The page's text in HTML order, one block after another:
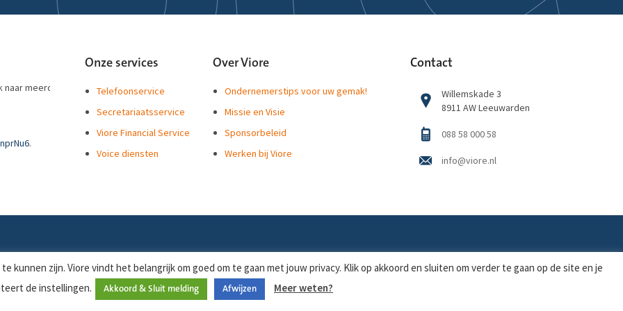
meerdere
.
zelf
@puntfrl
ongestoord
Onze services
Telefoonservice
Secretariaatsservice
Viore Financial Service
Voice diensten
Over Viore
Ondernemerstips voor uw gemak!
Missie en Visie
Sponsorbeleid
Werken bij Viore
Contact
Willemskade 3
8911 AW Leeuwarden
088 58 000 58
info@viore.nl
Sitemap Disclaimer
kunnen zijn. Viore vindt het belangrijk om goed om te gaan met jouw privacy. Klik op akkoord en sluiten om verder te gaan op de site en je
de instellingen.
Akkoord & Sluit melding Afwijzen Meer weten?